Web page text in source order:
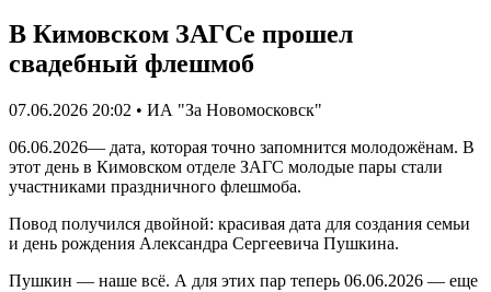
В Кимовском ЗАГСе прошел
свадебный флешмоб
07.06.2026 20:02 • ИА "За Новомосковск"
06.06.2026— дата, которая точно запомнится молодожёнам. В
этот день в Кимовском отделе ЗАГС молодые пары стали
участниками праздничного флешмоба.
Повод получился двойной: красивая дата для создания семьи
и день рождения Александра Сергеевича Пушкина.
Пушкин — наше всё. А для этих пар теперь 06.06.2026 — еще